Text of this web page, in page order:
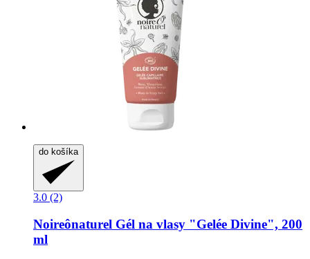
do košíka
3.0 (2)
Noireônaturel Gél na vlasy "Gelée Divine", 200
ml